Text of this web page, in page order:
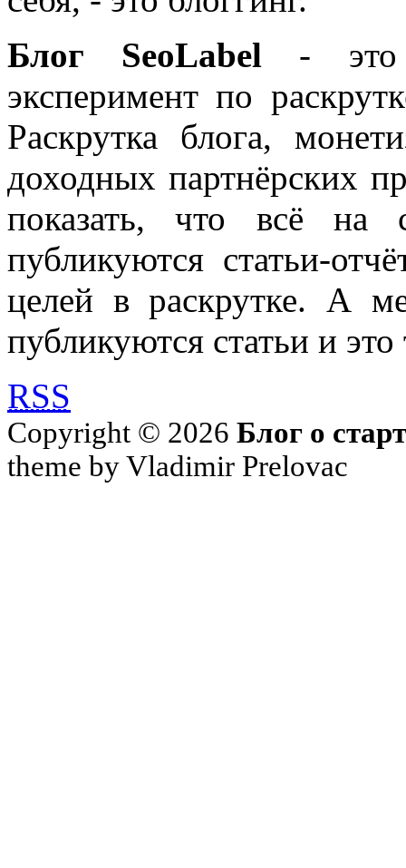
Блог SeoLabel - это
эксперимент по
Раскрутка блога,
доходных партнёрских
показать, что всё на
публикуются статьи-
целей в раскрутке. А
публикуются статьи и
RSS
Copyright © 2026 Блог о
theme by Vladimir Prelovac